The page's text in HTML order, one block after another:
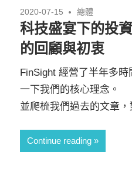
2020-07-15 總體
科技盛宴下的投
的回顧與初衷
FinSight 經營了半年多
一下我們的核心理念。
並爬梳我們過去的文章，
Continue reading